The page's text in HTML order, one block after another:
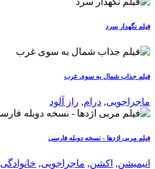
فیلم نگهدار سرد
فیلم جذاب شمال به سوی غرب
ماجراجویی, درام, راز آلود
فیلم مربی اژدها - نسخه دوبله فارسی
انیمیشن, اکشن, ماجراجویی, خانوادگی